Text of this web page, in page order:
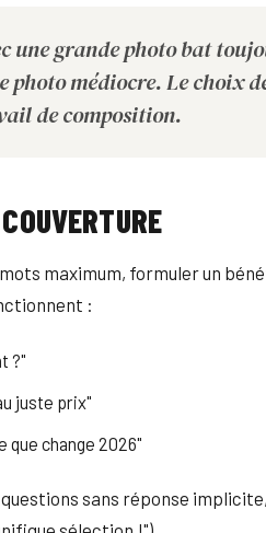
une grande photo bat
médiocre. Le choix
de composition.
maximum, formuler un
:
?"
juste prix"
que change 2026"
sans réponse